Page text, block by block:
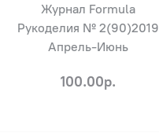
Журнал Formula
Рукоделия № 2(90)2019
Апрель-Июнь
100.00р.